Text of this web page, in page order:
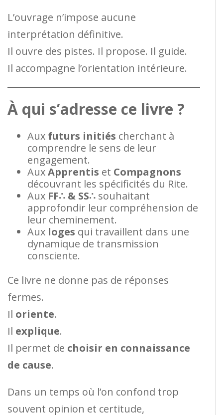
L’ouvrage n’impose aucune
interprétation définitive.
Il ouvre des pistes. Il propose. Il guide.
Il accompagne l’orientation intérieure.
À qui s’adresse ce livre ?
Aux futurs initiés cherchant à
comprendre le sens de leur
engagement.
AuxApprentis et Compagnons
découvrant les spécificités du Rite.
Aux FF∴ & SS∴ souhaitant
approfondir leur compréhension de
leur cheminement.
Aux loges qui travaillent dans une
dynamique de transmission
consciente.
Ce livre ne donne pas de réponses
fermes.
Il oriente.
Il explique.
Il permet de choisir en connaissance
de cause.
Dans un temps où l’on confond trop
souvent opinion et certitude,